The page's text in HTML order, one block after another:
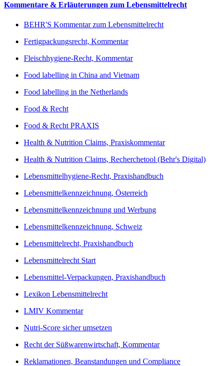
Kommentare & Erläuterungen zum Lebensmittelrecht
BEHR'S Kommentar zum Lebensmittelrecht
Fertigpackungsrecht, Kommentar
Fleischhygiene-Recht, Kommentar
Food labelling in China and Vietnam
Food labelling in the Netherlands
Food & Recht
Food & Recht PRAXIS
Health & Nutrition Claims, Praxiskommentar
Health & Nutrition Claims, Recherchetool (Behr's Digital)
Lebensmittelhygiene-Recht, Praxishandbuch
Lebensmittelkennzeichnung, Österreich
Lebensmittelkennzeichnung und Werbung
Lebensmittelkennzeichnung, Schweiz
Lebensmittelrecht, Praxishandbuch
Lebensmittelrecht Start
Lebensmittel-Verpackungen, Praxishandbuch
Lexikon Lebensmittelrecht
LMIV Kommentar
Nutri-Score sicher umsetzen
Recht der Süßwarenwirtschaft, Kommentar
Reklamationen, Beanstandungen und Compliance